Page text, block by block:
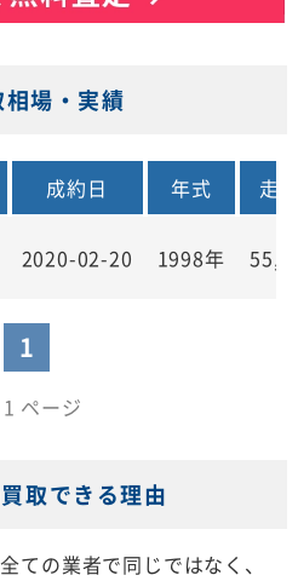
場・実績
成約日 年式
走
2020-02-20 1998年
1
ページ
取できる理由
ての業者で同じではなく、